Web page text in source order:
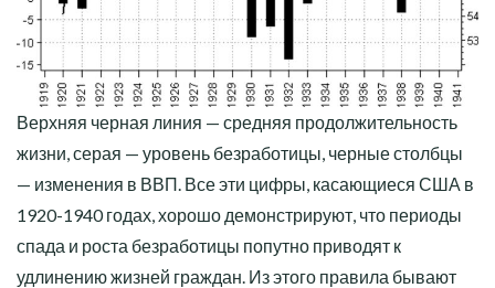
Верхняя черная линия — средняя продолжительность
жизни, серая — уровень безработицы, черные столбцы
— изменения в ВВП. Все эти цифры, касающиеся США в
1920-1940 годах, хорошо демонстрируют, что периоды
спада и роста безработицы попутно приводят к
удлинению жизней граждан. Из этого правила бывают